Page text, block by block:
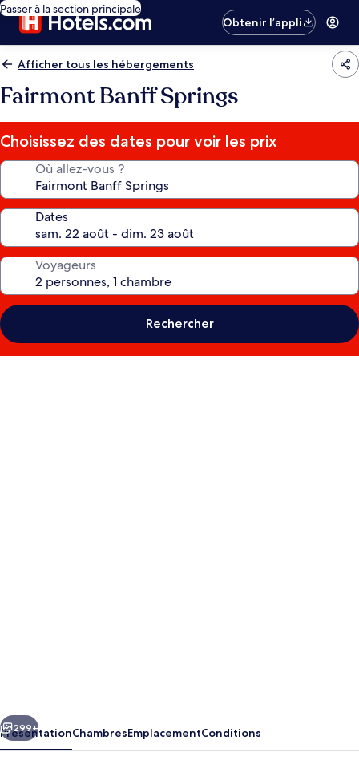
Passer à la section principale
Obtenir l’appli
Afficher tous les hébergements
Fairmont Banff Springs
Choisissez des dates pour voir les prix
Où allez-vous ?
Dates
Voyageurs
Rechercher
Suivant
299+
PrésentationChambresEmplacementConditions